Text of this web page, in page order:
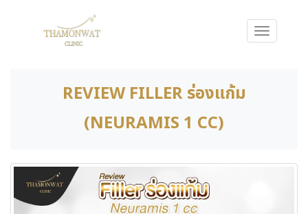
REVIEW FILLER ร่องแก้ม
(NEURAMIS 1 CC)